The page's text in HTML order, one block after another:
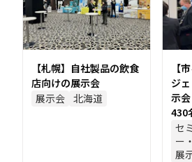
【札幌】自社製品の飲食
店向けの展示会
展示会 北海道
【
ジ
示
430
セ
ー
展